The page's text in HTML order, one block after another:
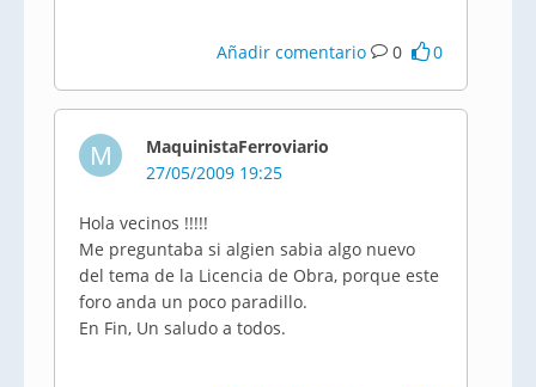
Añadir comentario 0 0
M
MaquinistaFerroviario
27/05/2009 19:25
Hola vecinos !!!!!
Me preguntaba si algien sabia algo nuevo
del tema de la Licencia de Obra, porque este
foro anda un poco paradillo.
En Fin, Un saludo a todos.